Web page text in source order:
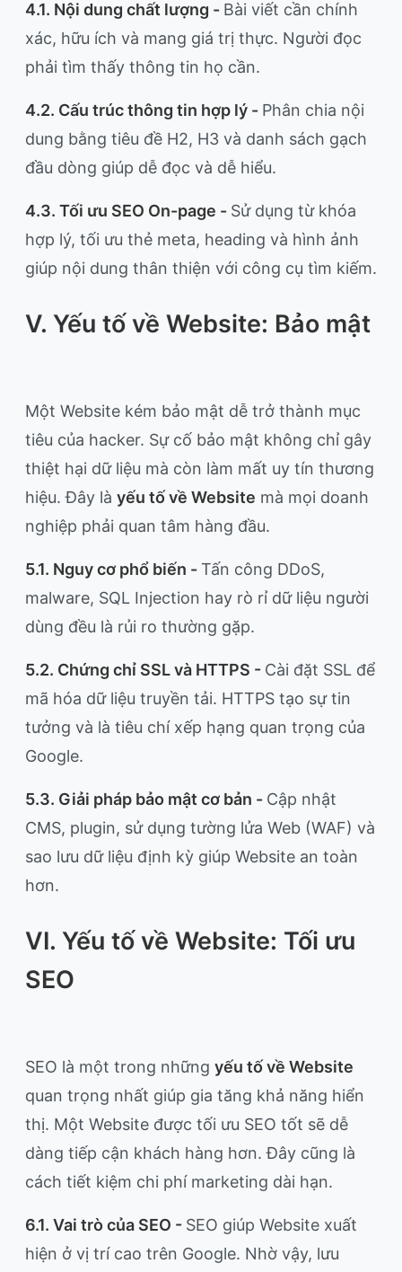
4.1. Nội dung chất lượng - Bài viết cần chính
xác, hữu ích và mang giá trị thực. Người đọc
phải tìm thấy thông tin họ cần.
4.2. Cấu trúc thông tin hợp lý - Phân chia nội
dung bằng tiêu đề H2, H3 và danh sách gạch
đầu dòng giúp dễ đọc và dễ hiểu.
4.3. Tối ưu SEO On-page - Sử dụng từ khóa
hợp lý, tối ưu thẻ meta, heading và hình ảnh
giúp nội dung thân thiện với công cụ tìm kiếm.
V. Yếu tố về Website: Bảo mật
Một Website kém bảo mật dễ trở thành mục
tiêu của hacker. Sự cố bảo mật không chỉ gây
thiệt hại dữ liệu mà còn làm mất uy tín thương
hiệu. Đây là yếu tố về Website mà mọi doanh
nghiệp phải quan tâm hàng đầu.
5.1. Nguy cơ phổ biến -Tấn công DDoS,
malware, SQL Injection hay rò rỉ dữ liệu người
dùng đều là rủi ro thường gặp.
5.2. Chứng chỉ SSL và HTTPS - Cài đặt SSL để
mã hóa dữ liệu truyền tải. HTTPS tạo sự tin
tưởng và là tiêu chí xếp hạng quan trọng của
Google.
5.3. Giải pháp bảo mật cơ bản - Cập nhật
CMS, plugin, sử dụng tường lửa Web (WAF) và
sao lưu dữ liệu định kỳ giúp Website an toàn
hơn.
VI. Yếu tố về Website: Tối ưu
SEO
SEO là một trong những yếu tố về Website
quan trọng nhất giúp gia tăng khả năng hiển
thị. Một Website được tối ưu SEO tốt sẽ dễ
dàng tiếp cận khách hàng hơn. Đây cũng là
cách tiết kiệm chi phí marketing dài hạn.
6.1. Vai trò của SEO - SEO giúp Website xuất
hiện ở vị trí cao trên Google. Nhờ vậy, lưu